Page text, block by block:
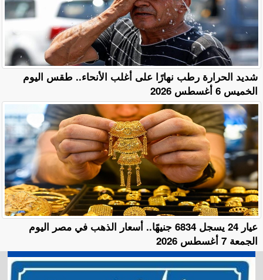
​شديد الحرارة رطب نهارًا على أغلب الأنحاء.. طقس اليوم
الخميس 6 أغسطس 2026
عيار 24 يسجل 6834 جنيهًا.. أسعار الذهب في مصر اليوم
الجمعة 7 أغسطس 2026